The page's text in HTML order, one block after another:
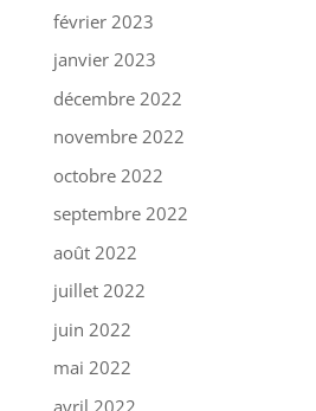
février 2023
janvier 2023
décembre 2022
novembre 2022
octobre 2022
septembre 2022
août 2022
juillet 2022
juin 2022
mai 2022
avril 2022